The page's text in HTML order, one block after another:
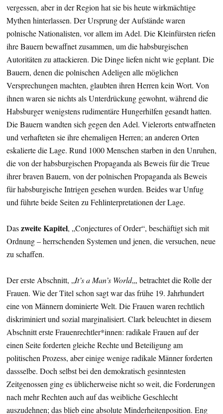
vergessen, aber in der Region hat sie bis heute wirkmächtige
Mythen hinterlassen. Der Ursprung der Aufstände waren
polnische Nationalisten, vor allem im Adel. Die Kleinfürsten riefen
ihre Bauern bewaffnet zusammen, um die habsburgischen
Autoritäten zu attackieren. Die Dinge liefen nicht wie geplant. Die
Bauern, denen die polnischen Adeligen alle möglichen
Versprechungen machten, glaubten ihren Herren kein Wort. Von
ihnen waren sie nichts als Unterdrückung gewohnt, während die
Habsburger wenigstens rudimentäre Hungerhilfen gesandt hatten.
Die Bauern wandten sich gegen den Adel. Vielerorts entwaffneten
und verhafteten sie ihre ehemaligen Herren; an anderen Orten
eskalierte die Lage. Rund 1000 Menschen starben in den Unruhen,
die von der habsburgischen Propaganda als Beweis für die Treue
ihrer braven Bauern, von der polnischen Propaganda als Beweis
für habsburgische Intrigen gesehen wurden. Beides war Unfug
und führte beide Seiten zu Fehlinterpretationen der Lage.
Daszweite Kapitel, „Conjectures of Order“, beschäftigt sich mit
Ordnung – herrschenden Systemen und jenen, die versuchen, neue
zu schaffen.
Der erste Abschnitt, „It’s a Man’s World„, betrachtet die Rolle der
Frauen. Wie der Titel schon sagt war das frühe 19. Jahrhundert
eine von Männern dominierte Welt. Die Frauen waren rechtlich
diskriminiert und sozial marginalisiert. Clark beleuchtet in diesem
Abschnitt erste Frauenrechtler*innen: radikale Frauen auf der
einen Seite forderten gleiche Rechte und Beteiligung am
politischen Prozess, aber einige wenige radikale Männer forderten
dassselbe. Doch selbst bei den demokratisch gesinntesten
Zeitgenossen ging es üblicherweise nicht so weit, die Forderungen
nach mehr Rechten auch auf das weibliche Geschlecht
auszudehnen; das blieb eine absolute Minderheitenposition. Eng